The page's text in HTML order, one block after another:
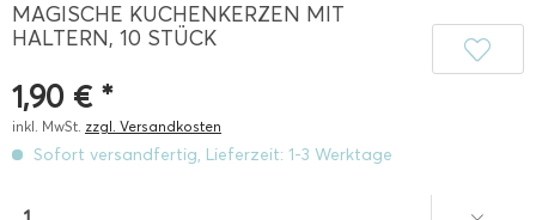
MAGISCHE KUCHENKERZEN MIT
HALTERN, 10 STÜCK
1,90 € *
inkl. MwSt. zzgl. Versandkosten
Sofort versandfertig, Lieferzeit: 1-3 Werktage